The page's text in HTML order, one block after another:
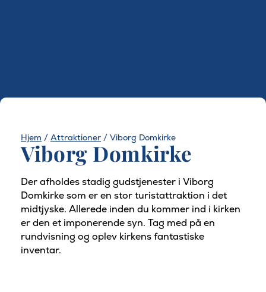
Hjem / Attraktioner / Viborg Domkirke
Viborg Domkirke
Der afholdes stadig gudstjenester i Viborg
Domkirke som er en stor turistattraktion i det
midtjyske. Allerede inden du kommer ind i kirken
er den et imponerende syn. Tag med på en
rundvisning og oplev kirkens fantastiske
inventar.